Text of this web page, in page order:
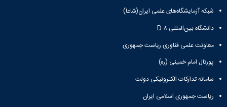
شبکه آزمایشگاه‌های علمی ایران(شاعا)
دانشگاه بین‌المللی D-۸
معاونت علمی فناوری ریاست جمهوری
پورتال امام خمینی (ره)
سامانه تدارکات الکترونیکی دولت
ریاست جمهوری اسلامی ایران